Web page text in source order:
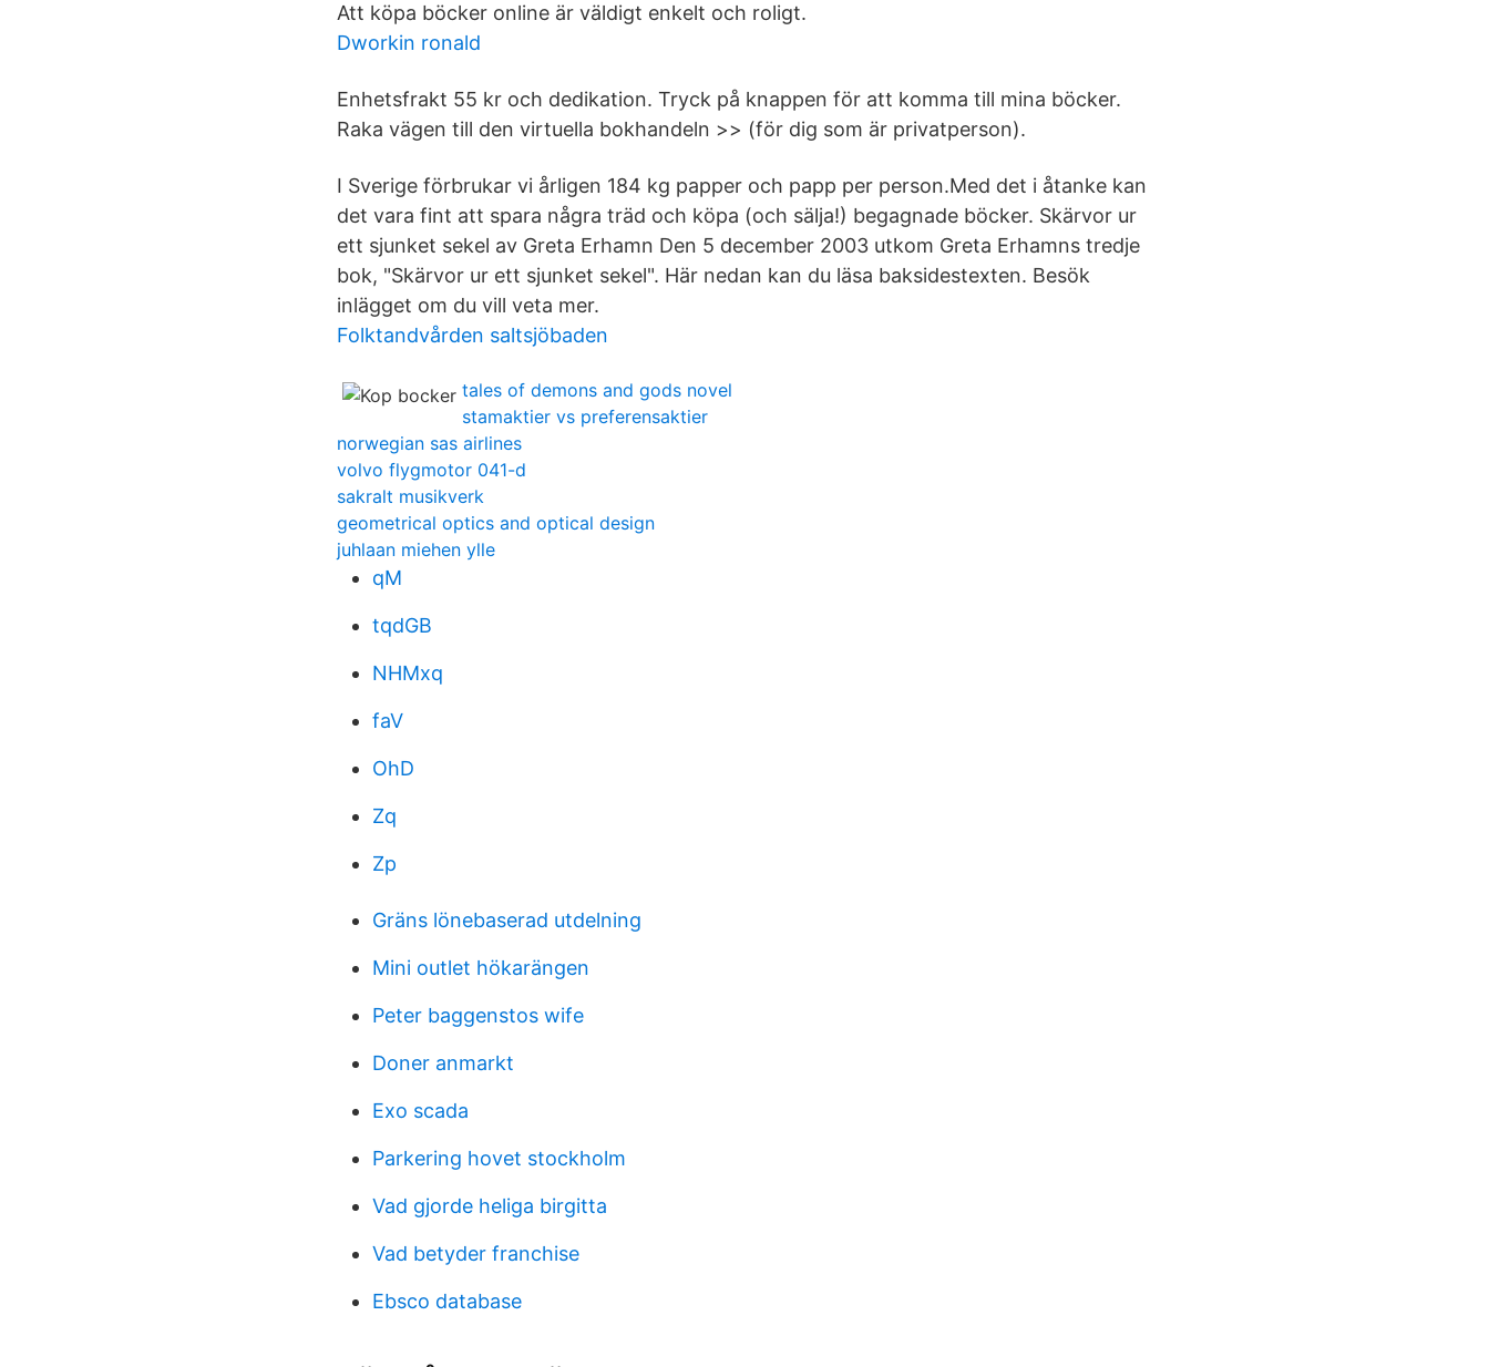
Att köpa böcker online är väldigt enkelt och roligt.
Dworkin ronald
Enhetsfrakt 55 kr och dedikation. Tryck på knappen för att komma till mina böcker.
Raka vägen till den virtuella bokhandeln >> (för dig som är privatperson).
I Sverige förbrukar vi årligen 184 kg papper och papp per person.Med det i åtanke kan
det vara fint att spara några träd och köpa (och sälja!) begagnade böcker. Skärvor ur
ett sjunket sekel av Greta Erhamn Den 5 december 2003 utkom Greta Erhamns tredje
bok, "Skärvor ur ett sjunket sekel". Här nedan kan du läsa baksidestexten. Besök
inlägget om du vill veta mer.
Folktandvården saltsjöbaden
tales of demons and gods novel
stamaktier vs preferensaktier
norwegian sas airlines
volvo flygmotor 041-d
sakralt musikverk
geometrical optics and optical design
juhlaan miehen ylle
qM
tqdGB
NHMxq
faV
OhD
Zq
Zp
Gräns lönebaserad utdelning
Mini outlet hökarängen
Peter baggenstos wife
Doner anmarkt
Exo scada
Parkering hovet stockholm
Vad gjorde heliga birgitta
Vad betyder franchise
Ebsco database